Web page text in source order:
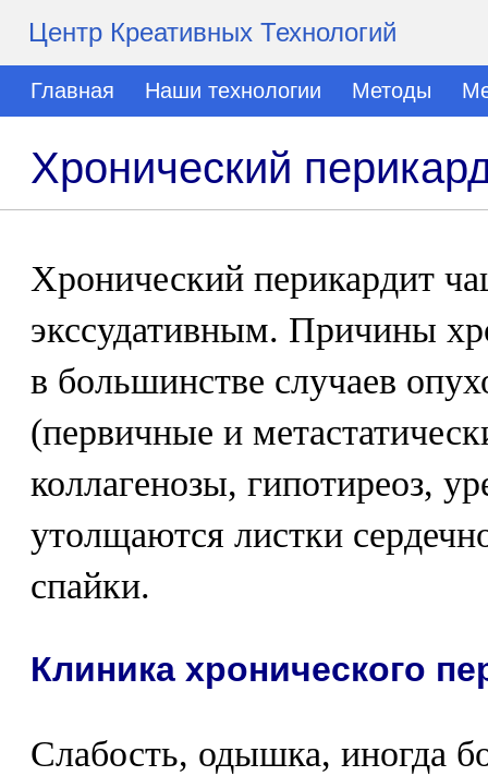
Центр Креативных Технологий
Главная Наши технологии Методы
Хронический
Хронический перикардит
экссудативным. Причины
в большинстве случаев
(первичные и
коллагенозы, гипотиреоз,
утолщаются листки
спайки.
Клиника хронического
Слабость, одышка, иногда